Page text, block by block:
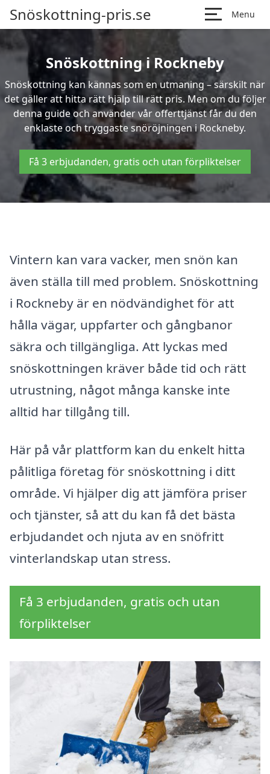
Snöskottning-pris.se Menu
Snöskottning i Rockneby
Snöskottning kan kännas som en utmaning – särskilt när
det gäller att hitta rätt hjälp till rätt pris. Men om du följer
denna guide och använder vår offerttjänst får du den
enklaste och tryggaste snöröjningen i Rockneby.
Få 3 erbjudanden, gratis och utan förpliktelser
Vintern kan vara vacker, men snön kan
även ställa till med problem. Snöskottning
i Rockneby är en nödvändighet för att
hålla vägar, uppfarter och gångbanor
säkra och tillgängliga. Att lyckas med
snöskottningen kräver både tid och rätt
utrustning, något många kanske inte
alltid har tillgång till.
Här på vår plattform kan du enkelt hitta
pålitliga företag för snöskottning i ditt
område. Vi hjälper dig att jämföra priser
och tjänster, så att du kan få det bästa
erbjudandet och njuta av en snöfritt
vinterlandskap utan stress.
Få 3 erbjudanden, gratis och utan
förpliktelser